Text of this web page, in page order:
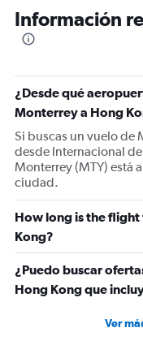
Range:
12
categories.
chart
has
1
Y
axis
displaying
values.
Range:
0
to
2400.
Información
¿Desde qué
Monterrey a Hong
Si buscas un vuelo de
desde Internacional
Monterrey (MTY) está
ciudad.
How long is the
Kong?
¿Puedo buscar
Hong Kong que
Ver